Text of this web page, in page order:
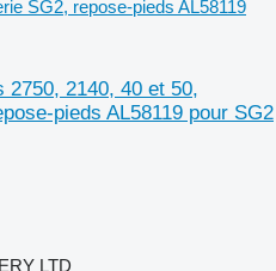
SG2, repose-pieds AL58119
2750, 2140, 40 et 50,
pieds AL58119 pour SG2
LTD